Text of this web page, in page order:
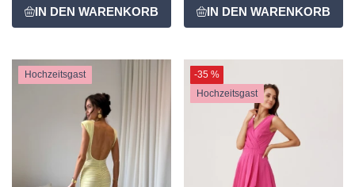
Hochzeitsgast
-35 %
Hochzeitsgast